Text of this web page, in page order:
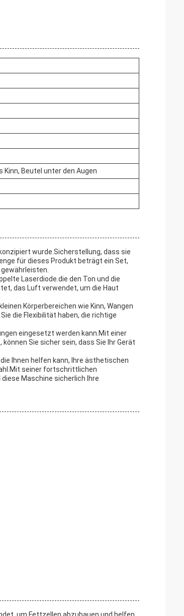
Beutel unter den Augen
wurde.Sicherstellung, dass sie
für dieses Produkt beträgt ein Set,
Laserdiode.die den Ton und die
das Luft verwendet, um die Haut
Körperbereichen wie Kinn, Wangen
die Flexibilität haben, die richtige
eingesetzt werden kann.Mit einer
Sie sicher sein, dass Sie Ihr Gerät
Ihnen helfen kann, Ihre ästhetischen
seiner fortschrittlichen
Maschine sicherlich Ihre